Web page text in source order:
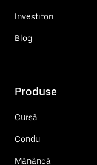
Investitori
Blog
Produse
Cursă
Condu
Mănâncă